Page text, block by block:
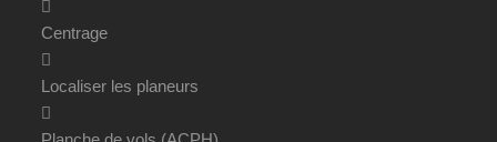
Centrage
Localiser les planeurs